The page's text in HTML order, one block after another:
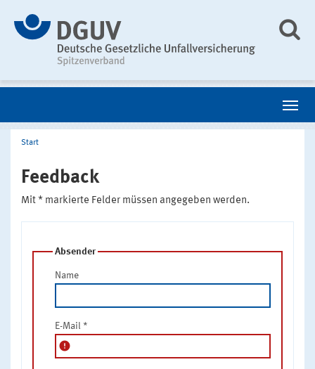
Start
Feedback
Mit * markierte Felder müssen angegeben werden.
Absender
Name
E-Mail *
error